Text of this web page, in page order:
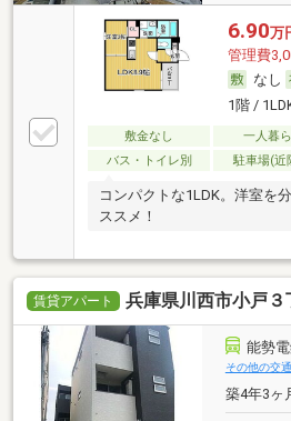
6.90万
管理費
なし
1階 /
敷金なし 一人暮
バス・トイレ別
駐車場(近
コンパクトな1LDK。洋室を
ススメ！
賃貸アパート 兵庫県川西市小戸
能勢
その他の交通
築4年3ヶ